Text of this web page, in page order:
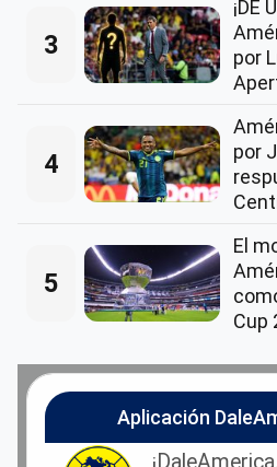
3
¡DE
por
4
por
5
El
Cup
Aplicación